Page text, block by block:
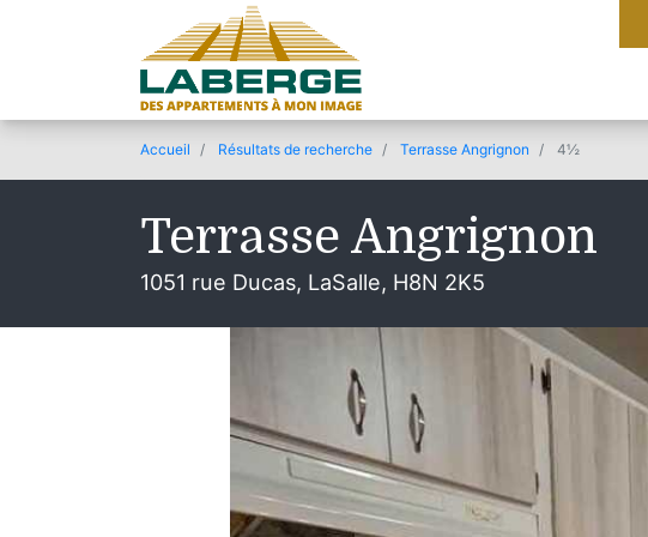
Accueil Résultats de recherche Terrasse Angrignon 4½
Terrasse Angrignon
1051 rue Ducas, LaSalle, H8N 2K5